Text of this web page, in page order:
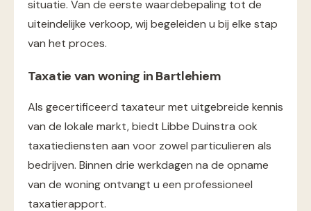
situatie. Van de eerste waardebepaling tot de
uiteindelijke verkoop, wij begeleiden u bij elke stap
van het proces.
Taxatie van woning in Bartlehiem
Als gecertificeerd taxateur met uitgebreide kennis
van de lokale markt, biedt Libbe Duinstra ook
taxatiediensten aan voor zowel particulieren als
bedrijven. Binnen drie werkdagen na de opname
van de woning ontvangt u een professioneel
taxatierapport.